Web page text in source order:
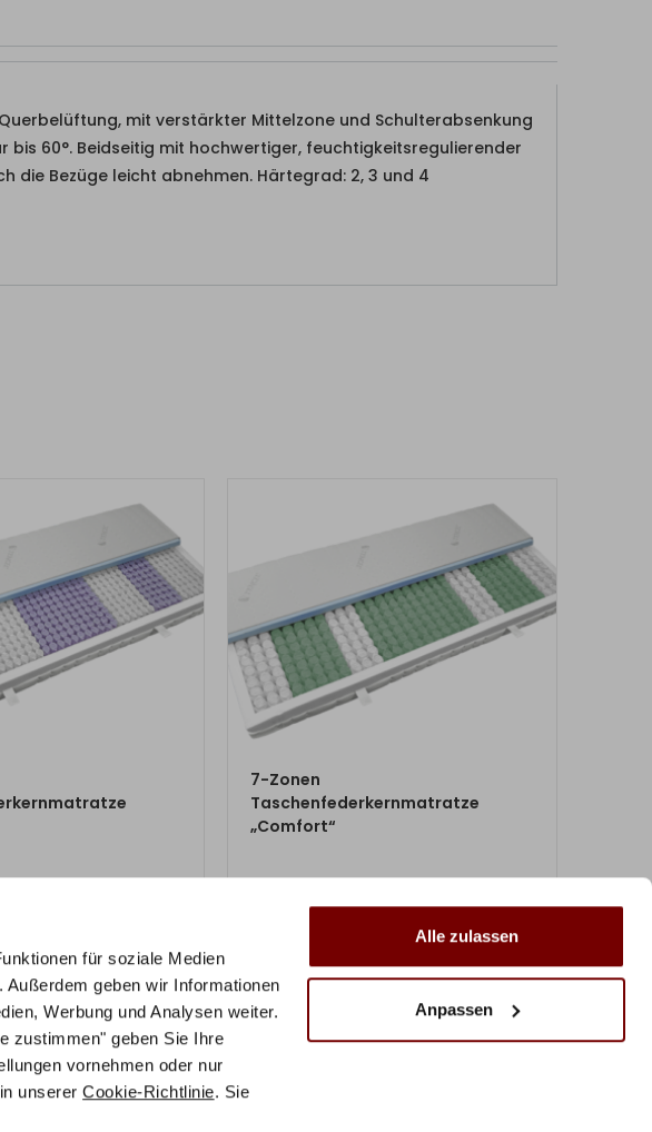
für soziale Medien
geben wir Informationen
Werbung und Analysen weiter.
zustimmen" geben Sie Ihre
vornehmen oder nur
unsererCookie-Richtlinie. Sie
Alle zulassen
Anpassen
mit verstärkter Mittelzone und Schulterabsenkung
bis 60°. Beidseitig mit hochwertiger, feuchtigkeitsregulierender
die Bezüge leicht abnehmen. Härtegrad: 2, 3 und 4
470,70€
7-Zonen
Taschenfederkernmatratze
„Comfort“
430,00€